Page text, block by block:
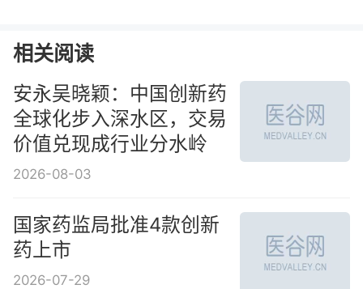
相关阅读
安永吴晓颖：中国创新药
全球化步入深水区，交易
价值兑现成行业分水岭
2026-08-03
国家药监局批准4款创新
药上市
2026-07-29